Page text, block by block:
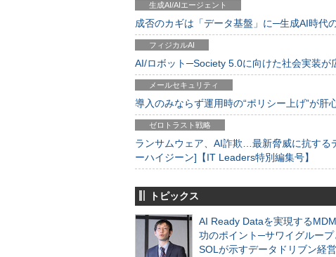
生成AI/AIエージェント
成否のカギは「データ基盤」に─生成AI時代
フィジカルAI
AI/ロボット─Society 5.0に向けた社会実装が
メールセキュリティ
導入のみならず運用時の“ポリシー上げ”が肝
ゼロトラスト戦略
ランサムウェア、AI詐欺…最新脅威に抗する
ーハイジーン]【IT Leaders特別編集号】
トピックス
AI Ready Dataを実現する
功のポイント─サワイグループ
SOLが示すデータドリブン経